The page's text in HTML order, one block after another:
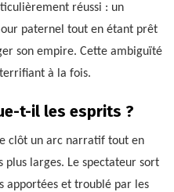
réussi : un
paternel tout en étant prêt
son empire. Cette ambiguïté
à la fois.
t-il les esprits ?
clôt un arc narratif tout en
plus larges. Le spectateur sort
apportées et troublé par les